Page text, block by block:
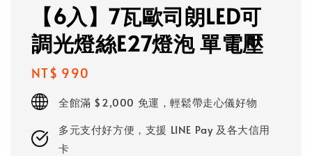
【6入】7瓦歐司朗LED可
調光燈絲E27燈泡 單電壓
Regular
price
NT$ 990
全館滿 $2,000 免運，輕鬆帶走心儀好物
多元支付好方便，支援 LINE Pay 及各大信用
卡